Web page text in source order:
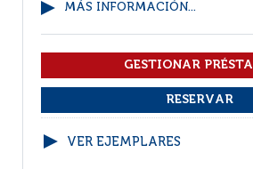
MÁS INFORMACIÓN...
VER EJEMPLARES